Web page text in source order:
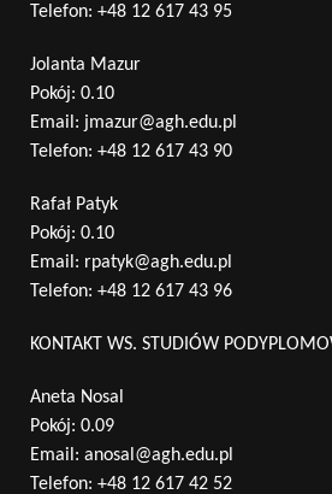
Telefon: +48 12 617 43 95
Jolanta Mazur
Pokój: 0.10
Email: jmazur@agh.edu.pl
Telefon: +48 12 617 43 90
Rafał Patyk
Pokój: 0.10
Email: rpatyk@agh.edu.pl
Telefon: +48 12 617 43 96
KONTAKT WS. STUDIÓW
Aneta Nosal
Pokój: 0.09
Email: anosal@agh.edu.pl
Telefon: +48 12 617 42 52